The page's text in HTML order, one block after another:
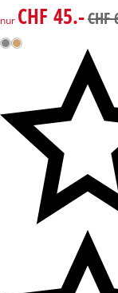
reduzierter Preis
nur CHF 45.-CHF